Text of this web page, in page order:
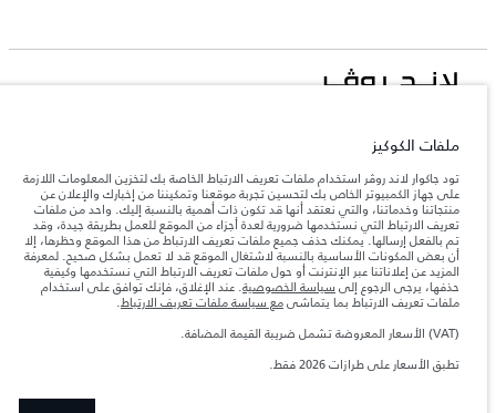
لبنان, المانا أوتوموتيف
تعكس الأوزان المذكورة مواصفات السيارة القياسية. سوف تؤثر الإكسسوارات وغيرها من
العناصر المثبتة بعد نقطة التصنيع في الحمولة. تأكد من عدم تجاوز الوزن الإجمالي للسيارة
والحد الأقصى لأحمال المحور عند تحميل السيارة بالإكسسوارات والركاب والسوائل والوقود
والحمولة.
المعلومات والمواصفات والأسعار والألوان المذكورة على هذا الموقع قد تختلف من بلد إلى
آخر، كما أنّها قد تتغير بدون إشعار مسبق. الرجاء التواصل مع وكيلنا المحلي للتأكد من توفّرها
والتحقق من الأسعار.
في مواصفات تصميم السيارات وتوفر الخيارات وتوقيتات التصاميم. هذا ظرف ديناميكي
بالكامل بالنسبة إلى الميزات والخيارات والحلية ومجموعات الألوان. يرجى استشارة وكيلك الذي
ملفات الكوكيز
تود جاكوار لاند روڤر استخدام ملفات تعريف الارتباط الخاصة بك لتخزين المعلومات اللازمة
على جهاز الكمبيوتر الخاص بك لتحسين تجربة موقعنا وتمكيننا من إخبارك والإعلان عن
منتجاتنا وخدماتنا، والتي نعتقد أنها قد تكون ذات أهمية بالنسبة إليك. واحد من ملفات
تعريف الارتباط التي نستخدمها ضرورية لعدة أجزاء من الموقع للعمل بطريقة جيدة، وقد
تم بالفعل إرسالها. يمكنك حذف جميع ملفات تعريف الارتباط من هذا الموقع وحظرها، إلا
أن بعض المكونات الأساسية بالنسبة لاشتغال الموقع قد لا تعمل بشكل صحيح. لمعرفة
المزيد عن إعلاناتنا عبر الإنترنت أو حول ملفات تعريف الارتباط التي نستخدمها وكيفية
حذفها، يرجى الرجوع إلى سياسة الخصوصية. عند الإغلاق، فإنك توافق على استخدام
ملفات تعريف الارتباط بما يتماشىمع سياسة ملفات تعريف الارتباط.
(VAT) الأسعار المعروضة تشمل ضريبة القيمة المضافة.
تطبق الأسعار على طرازات 2026 فقط.‎